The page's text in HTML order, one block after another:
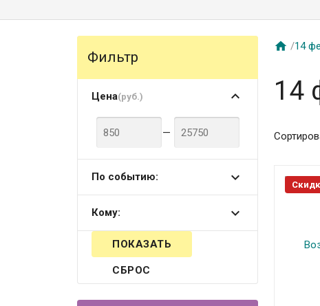
Фильтр
Цена(руб.)
—
По событию:
Кому:
СБРОС
 /14
14